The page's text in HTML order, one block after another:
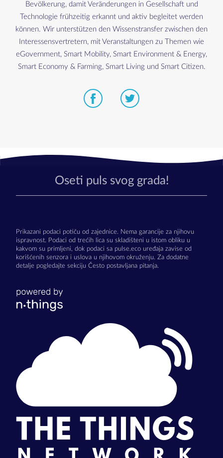
Bevölkerung, damit Veränderungen in Gesellschaft und
Technologie frühzeitig erkannt und aktiv begleitet werden
können. Wir unterstützen den Wissenstransfer zwischen den
Interessensvertretern, mit Veranstaltungen zu Themen wie
eGovernment, Smart Mobility, Smart Environment & Energy,
Smart Economy & Farming, Smart Living und Smart Citizen.
Oseti puls svog grada!
Prikazani podaci potiču od zajednice. Nema garancije za njihovu
ispravnost. Podaci od trećih lica su skladišteni u istom obliku u
kakvom su primljeni, dok podaci sa pulse.eco uređaja zavise od
korišćenih senzora i uslova u njihovom okruženju. Za dodatne
detalje pogledajte sekciju Često postavljana pitanja.